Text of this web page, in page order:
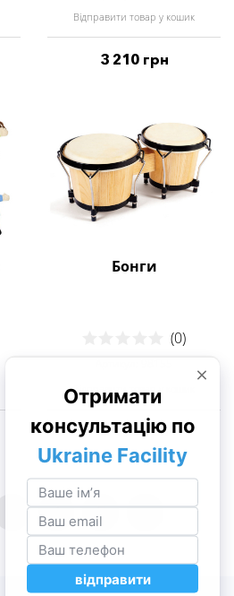
Відправити товар у кошик
3 210 грн
Бонги
(0)
Відправити товар у кошик
3 190 грн
4 5 >